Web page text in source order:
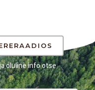
oluline info otse